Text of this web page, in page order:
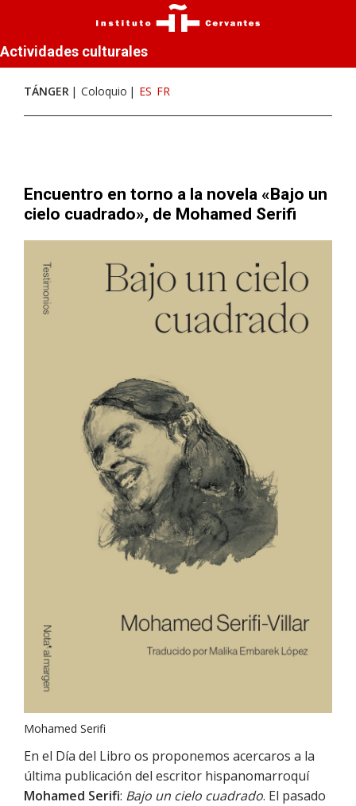
Actividades culturales
TÁNGER Coloquio ES FR
Encuentro en torno a la novela «Bajo un
cielo cuadrado», de Mohamed Serifi
Mohamed Serifi
En el Día del Libro os proponemos acercaros a la
última publicación del escritor hispanomarroquí
Mohamed Serifi: Bajo un cielo cuadrado. El pasado